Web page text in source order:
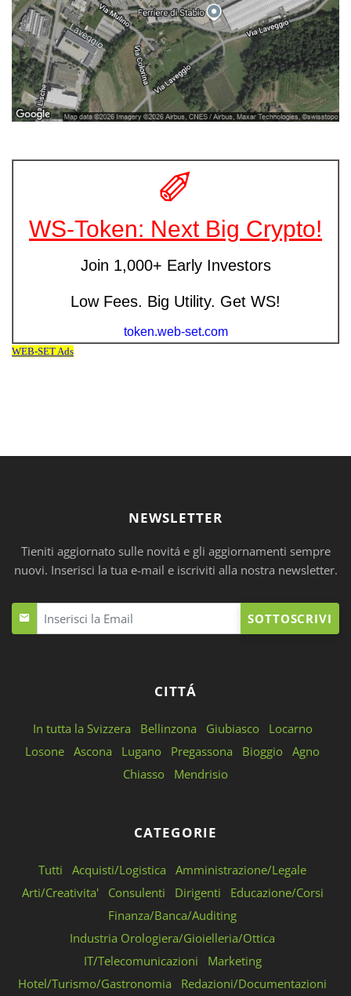
NEWSLETTER
Tieniti aggiornato sulle novitá e gli aggiornamenti sempre
nuovi. Inserisci la tua e-mail e iscriviti alla nostra newsletter.
SOTTOSCRIVI
CITTÁ
In tutta la Svizzera Bellinzona Giubiasco
Locarno
Losone Ascona Lugano Pregassona Bioggio Agno
Chiasso
Mendrisio
CATEGORIE
Tutti Acquisti/Logistica
Amministrazione/Legale
Arti/Creativita'
Consulenti Dirigenti
Educazione/Corsi
Finanza/Banca/Auditing
Industria Orologiera/Gioielleria/Ottica
IT/Telecomunicazioni
Marketing
Hotel/Turismo/Gastronomia
Redazioni/Documentazioni